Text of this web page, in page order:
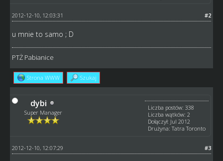
#2
2012-12-10, 12:03:31
u mnie to samo ; D
PTŻ Pabianice
Strona WWW Szukaj
dybi
Super Manager
Liczba postów: 338
Liczba wątków: 2
Dołączył: Jul 2012
Drużyna: Tatra Toronto
#3
2012-12-10, 12:07:29